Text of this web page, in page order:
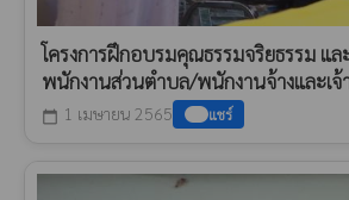
โครงการฝึกอบรมคุณธรรมจริยธรรม แ
พนักงานส่วนตำบล/พนักงานจ้างและเ
calendar_today 1 เมษายน 2565 แชร์